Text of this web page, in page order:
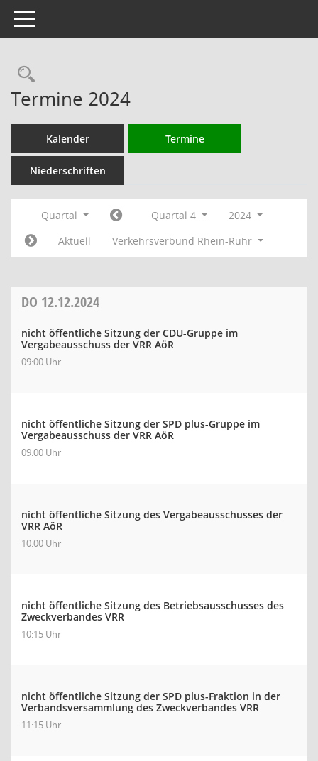
Toggle navigation
Rechercheauswahl
Termine 2024
Kalender Termine
Niederschriften
Quartal Quartal 4
2024
Aktuell
Verkehrsverbund Rhein-Ruhr
DO 12.12.2024
nicht öffentliche Sitzung der CDU-Gruppe im
Vergabeausschuss der VRR AöR
09:00 Uhr
nicht öffentliche Sitzung der SPD plus-Gruppe im
Vergabeausschuss der VRR AöR
09:00 Uhr
nicht öffentliche Sitzung des Vergabeausschusses der
VRR AöR
10:00 Uhr
nicht öffentliche Sitzung des Betriebsausschusses des
Zweckverbandes VRR
10:15 Uhr
nicht öffentliche Sitzung der SPD plus-Fraktion in der
Verbandsversammlung des Zweckverbandes VRR
11:15 Uhr